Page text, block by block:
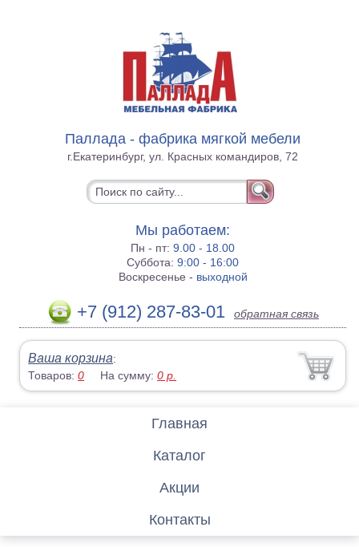
Паллада - фабрика мягкой мебели
г.Екатеринбург, ул. Красных командиров, 72
Мы работаем:
Пн - пт:9.00 - 18.00
Суббота:9:00 - 16:00
Воскресенье - выходной
+7 (912) 287-83-01 обратная связь
Ваша корзина:
Товаров:0 На сумму:0 р.
Главная
Каталог
Акции
Контакты